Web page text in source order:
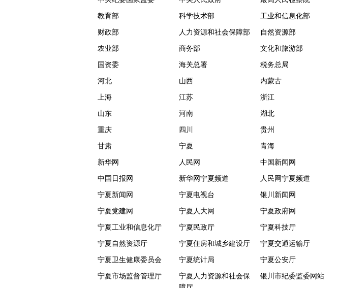
教育部 科学技术部 工业和信息化部
财政部 人力资源和社会保障部 自然资源部
农业部 商务部 文化和旅游部
国资委 海关总署 税务总局
河北 山西 内蒙古
上海 江苏 浙江
山东 河南 湖北
重庆 四川 贵州
甘肃 宁夏 青海
新华网 人民网 中国新闻网
中国日报网 新华网宁夏频道 人民网宁夏频道
宁夏新闻网 宁夏电视台 银川新闻网
宁夏党建网 宁夏人大网 宁夏政府网
宁夏工业和信息化厅 宁夏民政厅 宁夏科技厅
宁夏自然资源厅 宁夏住房和城乡建设厅 宁夏交通运输厅
宁夏卫生健康委员会 宁夏统计局 宁夏公安厅
宁夏市场监督管理厅
宁夏人力资源和社会保
银川市纪委监委网站